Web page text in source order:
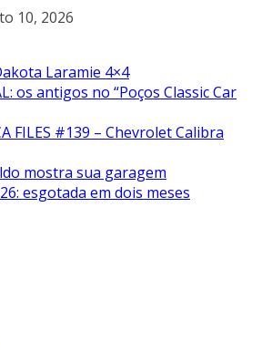
10, 2026
Laramie 4×4
os antigos no “Poços Classic Car
FILES #139 – Chevrolet Calibra
mostra sua garagem
esgotada em dois meses